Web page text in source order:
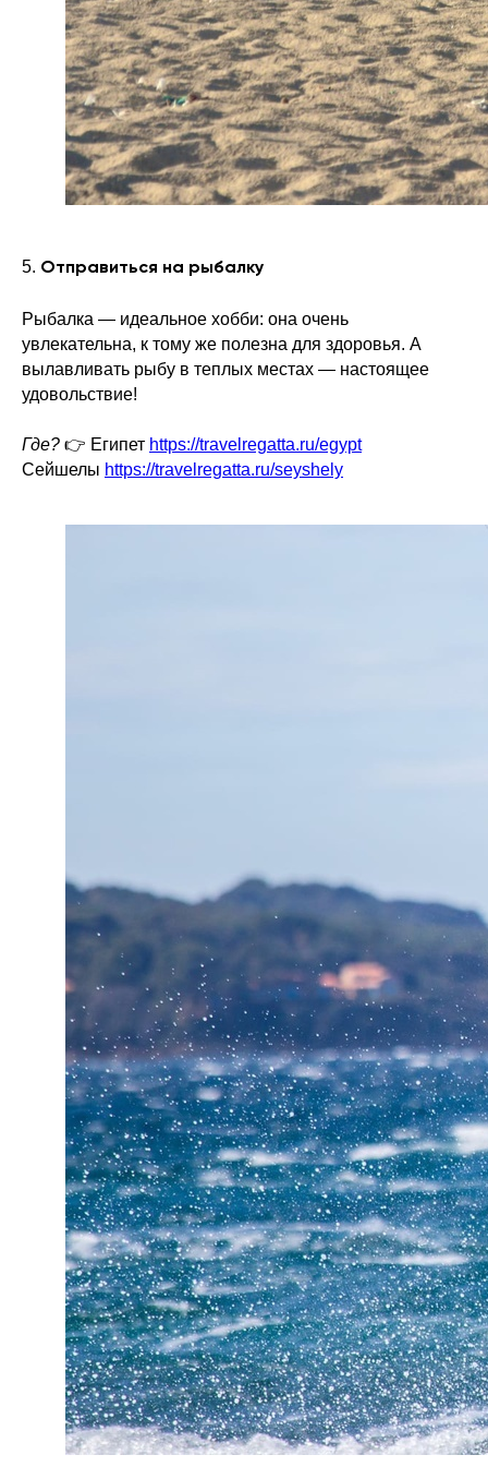
5. Отправиться на рыбалку
Рыбалка — идеальное хобби: она очень
увлекательна, к тому же полезна для здоровья. А
вылавливать рыбу в теплых местах — настоящее
удовольствие!
Где? 👉 Египет https://travelregatta.ru/egypt
Сейшелы https://travelregatta.ru/seyshely